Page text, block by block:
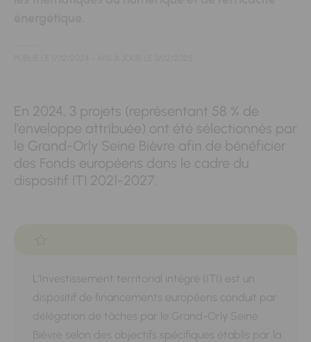
En 2024, 3 projets (représentant 58 % de
l’enveloppe attribuée) ont été sélectionnés par
le Grand-Orly Seine Bièvre afin de bénéficier
des Fonds européens dans le cadre du
dispositif ITI 2021-2027.
L’Investissement territorial intégré (ITI) est un
dispositif de financements européens conduit par
délégation de tâches par le Grand-Orly Seine
Bièvre selon des objectifs spécifiques établis par la